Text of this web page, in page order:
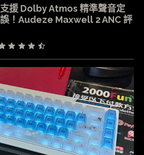
援 Dolby Atmos 精準聲音定
！Audeze Maxwell 2 ANC 評